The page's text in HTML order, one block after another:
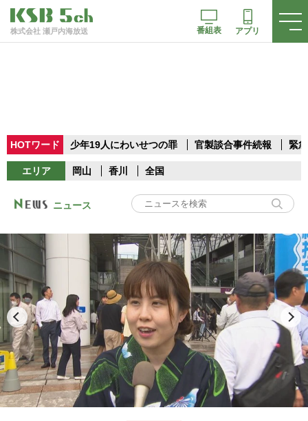
株式会社 瀬戸内海放送 番組表 アプリ
HOTワード 少年19人にわいせつの罪 官製談合事件続報 緊
エリア 岡山 香川 全国
ニュース
Play